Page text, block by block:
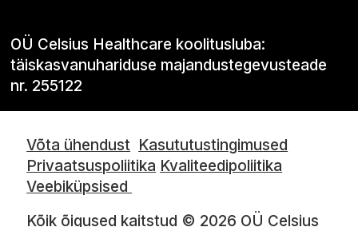
OÜ Celsius Healthcare koolitusluba:
täiskasvanuhariduse majandustegevusteade
nr. 255122
Võta ühendust Kasututustingimused
Privaatsuspoliitika Kvaliteedipoliitika
Veebiküpsised
Kõik õigused kaitstud © 2026 OÜ Celsius